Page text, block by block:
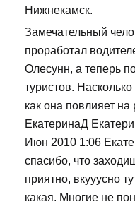
Нижнекамск.
Замечательный
проработал
Олесунн, а теперь
туристов.
как она повлияет
ЕкатеринаД
Июн 2010 1:06
спасибо, что
приятно, вкууусно
какая. Многие не